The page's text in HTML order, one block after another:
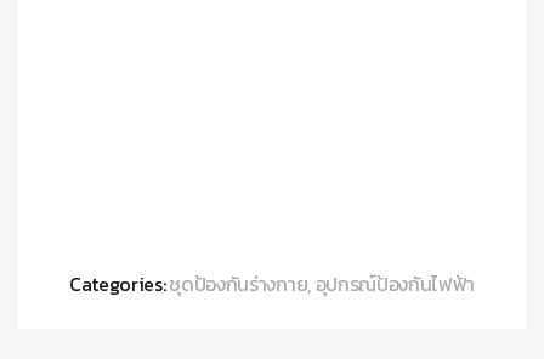
Categories:ชุดป้องกันร่างกาย, อุปกรณ์ป้องกันไฟฟ้า